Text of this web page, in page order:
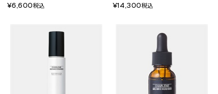
¥6,600税込 ¥14,300税込